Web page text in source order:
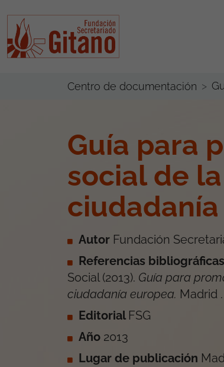
Centro de documentación
Guía para
social de
Autor Fundación
Referencias bibliográficas
Social(2013). Guía para
ciudadanía europea. Madrid .
Editorial FSG
Año 2013
Lugar de publicación